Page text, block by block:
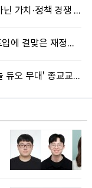
김보라 안성시장 “민주당 전당대회, 사람 아닌 가치·정책 경쟁 돼야”
추미애, “소방 국가직화·지방노동감독관 도입에 걸맞은 재정체계 완성해야”
제72회 광화문음악회, 20일 '김대환·김하늘 듀오 무대' 종교교회서 무료 개최